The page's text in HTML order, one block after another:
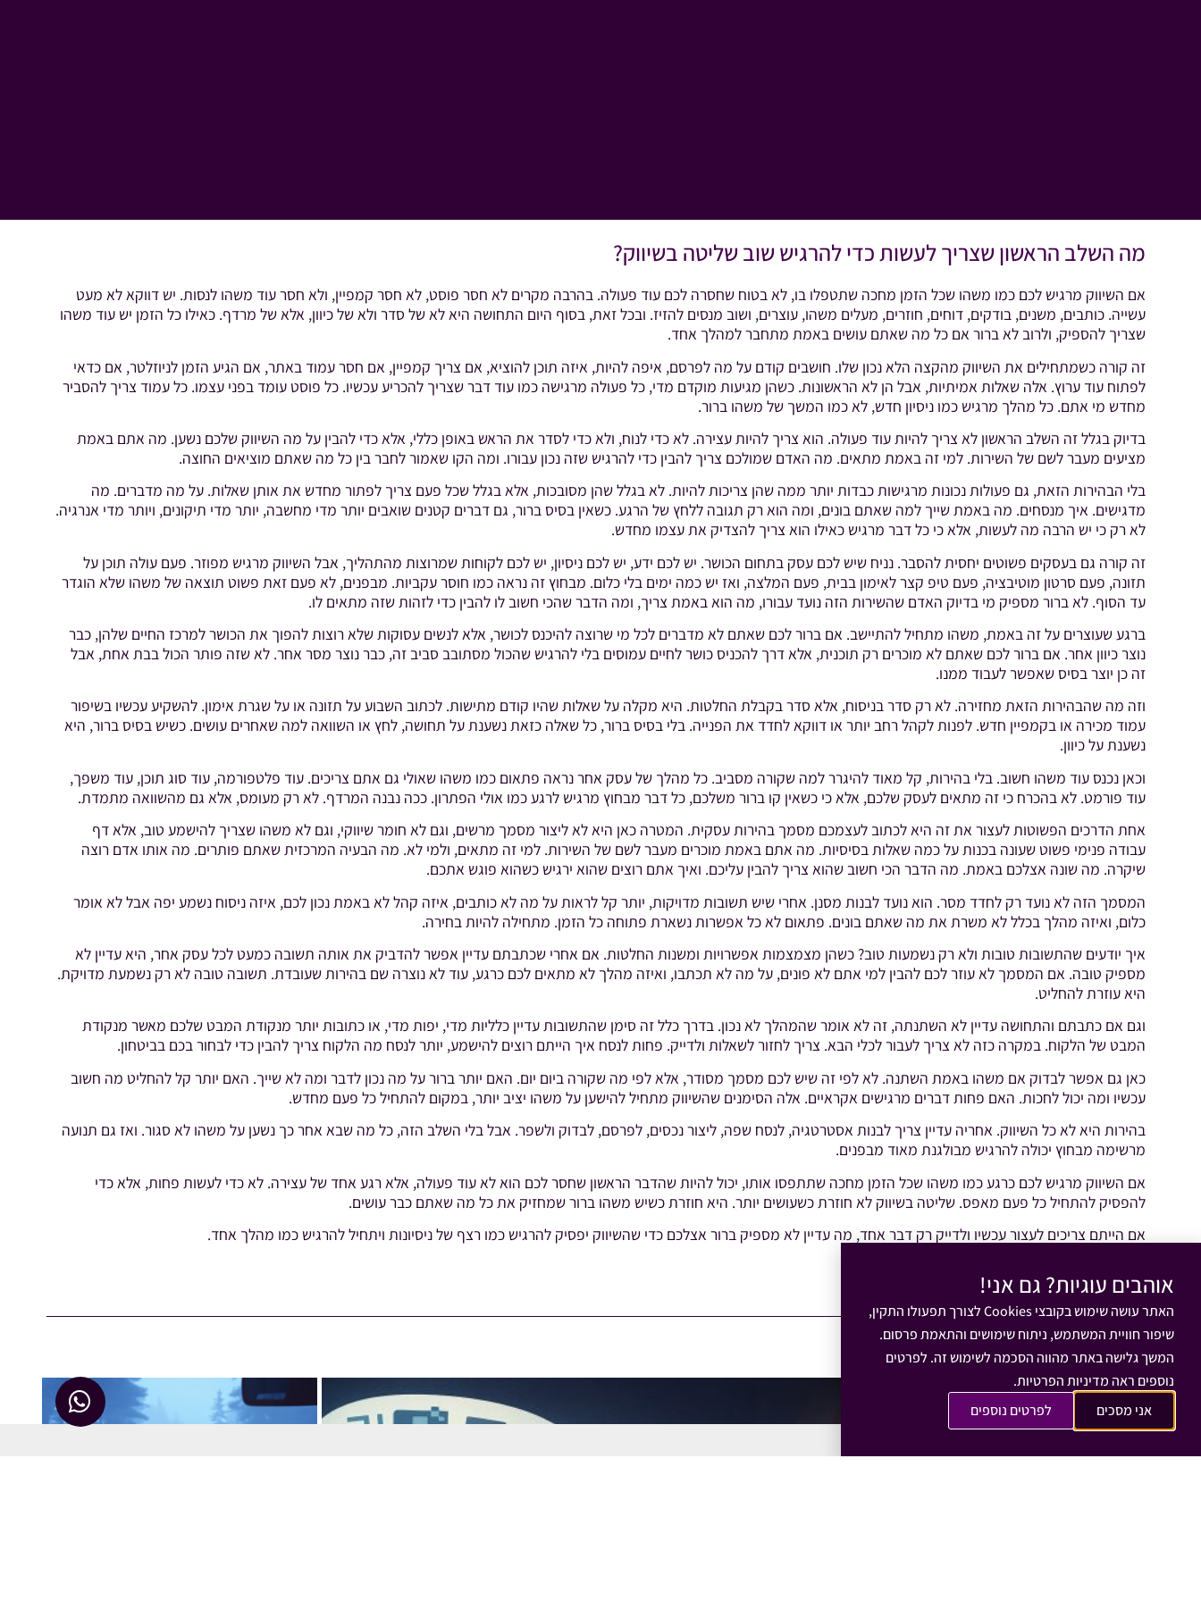
מה השלב הראשון שצריך לעשות כדי להרגיש שוב שליטה בשיווק?
אם השיווק מרגיש לכם כמו משהו שכל הזמן מחכה שתטפלו בו, לא בטוח שחסרה לכם עוד פעולה. בהרבה מקרים לא חסר פוסט, לא חסר קמפיין, ולא חסר עוד משהו לנסות. יש דווקא לא מעט
עשייה. כותבים, משנים, בודקים, דוחים, חוזרים, מעלים משהו, עוצרים, ושוב מנסים להזיז. ובכל זאת, בסוף היום התחושה היא לא של סדר ולא של כיוון, אלא של מרדף. כאילו כל הזמן יש עוד משהו
שצריך להספיק, ולרוב לא ברור אם כל מה שאתם עושים באמת מתחבר למהלך אחד.
זה קורה כשמתחילים את השיווק מהקצה הלא נכון שלו. חושבים קודם על מה לפרסם, איפה להיות, איזה תוכן להוציא, אם צריך קמפיין, אם חסר עמוד באתר, אם הגיע הזמן לניוזלטר, אם כדאי
לפתוח עוד ערוץ. אלה שאלות אמיתיות, אבל הן לא הראשונות. כשהן מגיעות מוקדם מדי, כל פעולה מרגישה כמו עוד דבר שצריך להכריע עכשיו. כל פוסט עומד בפני עצמו. כל עמוד צריך להסביר
מחדש מי אתם. כל מהלך מרגיש כמו ניסיון חדש, לא כמו המשך של משהו ברור.
בדיוק בגלל זה השלב הראשון לא צריך להיות עוד פעולה. הוא צריך להיות עצירה. לא כדי לנוח, ולא כדי לסדר את הראש באופן כללי, אלא כדי להבין על מה השיווק שלכם נשען. מה אתם באמת
מציעים מעבר לשם של השירות. למי זה באמת מתאים. מה האדם שמולכם צריך להבין כדי להרגיש שזה נכון עבורו. ומה הקו שאמור לחבר בין כל מה שאתם מוציאים החוצה.
בלי הבהירות הזאת, גם פעולות נכונות מרגישות כבדות יותר ממה שהן צריכות להיות. לא בגלל שהן מסובכות, אלא בגלל שכל פעם צריך לפתור מחדש את אותן שאלות. על מה מדברים. מה
מדגישים. איך מנסחים. מה באמת שייך למה שאתם בונים, ומה הוא רק תגובה ללחץ של הרגע. כשאין בסיס ברור, גם דברים קטנים שואבים יותר מדי מחשבה, יותר מדי תיקונים, ויותר מדי אנרגיה.
לא רק כי יש הרבה מה לעשות, אלא כי כל דבר מרגיש כאילו הוא צריך להצדיק את עצמו מחדש.
זה קורה גם בעסקים פשוטים יחסית להסבר. נניח שיש לכם עסק בתחום הכושר. יש לכם ידע, יש לכם ניסיון, יש לכם לקוחות שמרוצות מהתהליך, אבל השיווק מרגיש מפוזר. פעם עולה תוכן על
תזונה, פעם סרטון מוטיבציה, פעם טיפ קצר לאימון בבית, פעם המלצה, ואז יש כמה ימים בלי כלום. מבחוץ זה נראה כמו חוסר עקביות. מבפנים, לא פעם זאת פשוט תוצאה של משהו שלא הוגדר
עד הסוף. לא ברור מספיק מי בדיוק האדם שהשירות הזה נועד עבורו, מה הוא באמת צריך, ומה הדבר שהכי חשוב לו להבין כדי לזהות שזה מתאים לו.
ברגע שעוצרים על זה באמת, משהו מתחיל להתיישב. אם ברור לכם שאתם לא מדברים לכל מי שרוצה להיכנס לכושר, אלא לנשים עסוקות שלא רוצות להפוך את הכושר למרכז החיים שלהן, כבר
נוצר כיוון אחר. אם ברור לכם שאתם לא מוכרים רק תוכנית, אלא דרך להכניס כושר לחיים עמוסים בלי להרגיש שהכול מסתובב סביב זה, כבר נוצר מסר אחר. לא שזה פותר הכול בבת אחת, אבל
זה כן יוצר בסיס שאפשר לעבוד ממנו.
וזה מה שהבהירות הזאת מחזירה. לא רק סדר בניסוח, אלא סדר בקבלת החלטות. היא מקלה על שאלות שהיו קודם מתישות. לכתוב השבוע על תזונה או על שגרת אימון. להשקיע עכשיו בשיפור
עמוד מכירה או בקמפיין חדש. לפנות לקהל רחב יותר או דווקא לחדד את הפנייה. בלי בסיס ברור, כל שאלה כזאת נשענת על תחושה, לחץ או השוואה למה שאחרים עושים. כשיש בסיס ברור, היא
נשענת על כיוון.
וכאן נכנס עוד משהו חשוב. בלי בהירות, קל מאוד להיגרר למה שקורה מסביב. כל מהלך של עסק אחר נראה פתאום כמו משהו שאולי גם אתם צריכים. עוד פלטפורמה, עוד סוג תוכן, עוד משפך,
עוד פורמט. לא בהכרח כי זה מתאים לעסק שלכם, אלא כי כשאין קו ברור משלכם, כל דבר מבחוץ מרגיש לרגע כמו אולי הפתרון. ככה נבנה המרדף. לא רק מעומס, אלא גם מהשוואה מתמדת.
אחת הדרכים הפשוטות לעצור את זה היא לכתוב לעצמכם מסמך בהירות עסקית. המטרה כאן היא לא ליצור מסמך מרשים, וגם לא חומר שיווקי, וגם לא משהו שצריך להישמע טוב, אלא דף
עבודה פנימי פשוט שעונה בכנות על כמה שאלות בסיסיות. מה אתם באמת מוכרים מעבר לשם של השירות. למי זה מתאים, ולמי לא. מה הבעיה המרכזית שאתם פותרים. מה אותו אדם רוצה
שיקרה. מה שונה אצלכם באמת. מה הדבר הכי חשוב שהוא צריך להבין עליכם. ואיך אתם רוצים שהוא ירגיש כשהוא פוגש אתכם.
המסמך הזה לא נועד רק לחדד מסר. הוא נועד לבנות מסנן. אחרי שיש תשובות מדויקות, יותר קל לראות על מה לא כותבים, איזה קהל לא באמת נכון לכם, איזה ניסוח נשמע יפה אבל לא אומר
כלום, ואיזה מהלך בכלל לא משרת את מה שאתם בונים. פתאום לא כל אפשרות נשארת פתוחה כל הזמן. מתחילה להיות בחירה.
איך יודעים שהתשובות טובות ולא רק נשמעות טוב? כשהן מצמצמות אפשרויות ומשנות החלטות. אם אחרי שכתבתם עדיין אפשר להדביק את אותה תשובה כמעט לכל עסק אחר, היא עדיין לא
מספיק טובה. אם המסמך לא עוזר לכם להבין למי אתם לא פונים, על מה לא תכתבו, ואיזה מהלך לא מתאים לכם כרגע, עוד לא נוצרה שם בהירות שעובדת. תשובה טובה לא רק נשמעת מדויקת.
היא עוזרת להחליט.
וגם אם כתבתם והתחושה עדיין לא השתנתה, זה לא אומר שהמהלך לא נכון. בדרך כלל זה סימן שהתשובות עדיין כלליות מדי, יפות מדי, או כתובות יותר מנקודת המבט שלכם מאשר מנקודת
המבט של הלקוח. במקרה כזה לא צריך לעבור לכלי הבא. צריך לחזור לשאלות ולדייק. פחות לנסח איך הייתם רוצים להישמע, יותר לנסח מה הלקוח צריך להבין כדי לבחור בכם בביטחון.
כאן גם אפשר לבדוק אם משהו באמת השתנה. לא לפי זה שיש לכם מסמך מסודר, אלא לפי מה שקורה ביום יום. האם יותר ברור על מה נכון לדבר ומה לא שייך. האם יותר קל להחליט מה חשוב
עכשיו ומה יכול לחכות. האם פחות דברים מרגישים אקראיים. אלה הסימנים שהשיווק מתחיל להישען על משהו יציב יותר, במקום להתחיל כל פעם מחדש.
בהירות היא לא כל השיווק. אחריה עדיין צריך לבנות אסטרטגיה, לנסח שפה, ליצור נכסים, לפרסם, לבדוק ולשפר. אבל בלי השלב הזה, כל מה שבא אחר כך נשען על משהו לא סגור. ואז גם תנועה
מרשימה מבחוץ יכולה להרגיש מבולגנת מאוד מבפנים.
אם השיווק מרגיש לכם כרגע כמו משהו שכל הזמן מחכה שתתפסו אותו, יכול להיות שהדבר הראשון שחסר לכם הוא לא עוד פעולה, אלא רגע אחד של עצירה. לא כדי לעשות פחות, אלא כדי
להפסיק להתחיל כל פעם מאפס. שליטה בשיווק לא חוזרת כשעושים יותר. היא חוזרת כשיש משהו ברור שמחזיק את כל מה שאתם כבר עושים.
אם הייתם צריכים לעצור עכשיו ולדייק רק דבר אחד, מה עדיין לא מספיק ברור אצלכם כדי שהשיווק יפסיק להרגיש כמו רצף של ניסיונות ויתחיל להרגיש כמו מהלך אחד.
יוני 13, 2026 כותב הפוסט:
מאמרים נוספים שאולי יעניינו אותך:
אוהבים עוגיות? גם אני!
האתר עושה שימוש בקובצי Cookies לצורך תפעולו התקין,
שיפור חוויית המשתמש, ניתוח שימושים והתאמת פרסום.
המשך גלישה באתר מהווה הסכמה לשימוש זה. לפרטים
נוספים ראה מדיניות הפרטיות.
אני מסכים
לפרטים נוספים